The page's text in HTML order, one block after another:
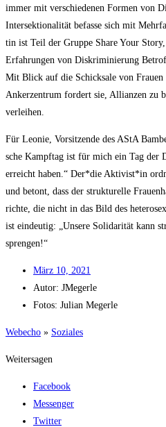
immer mit ver­schie­de­nen For­men von
Inter­sek­tio­na­li­tät befas­se sich mit
tin ist Teil der Grup­pe Share Your
Erfah­run­gen von Dis­kri­mi­nie­rung
Mit Blick auf die Schick­sa­le von Frau­en
Anker­zen­trum for­dert sie, Alli­an­zen zu
verleihen.
Für Leo­nie, Vor­sit­zen­de des AStA
sche Kampf­tag ist für mich ein Tag der
erreicht haben.“ Der*die Aktivist*in
und betont, dass der struk­tu­rel­le
rich­te, die nicht in das Bild des
ist ein­deu­tig: „Unse­re Soli­da­ri­tät kann
sprengen!“
März 10, 2021
Autor: JMegerle
Fotos: Juli­an Megerle
Web­echo » Sozia­les
Weitersagen
Facebook
Messenger
Twitter